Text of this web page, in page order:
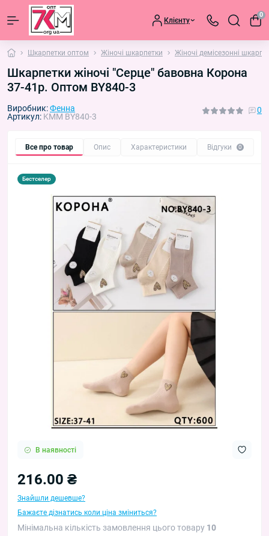
Клієнту
0
Шкарпетки оптом Жіночі шкарпетки Жіночі демісезонні
Шкарпетки жіночі "Серце" бавовна Корона
37-41р. Оптом BY840-3
Виробник:Фенна
Артикул: KMM BY840-3
0
Все про товар Опис Характеристики Відгуки 0
Бестселер
В наявності
216.00 ₴
Знайшли дешевше?
Бажаєте дізнатись коли ціна зміниться?
Мінімальна кількість замовлення цього товару 10